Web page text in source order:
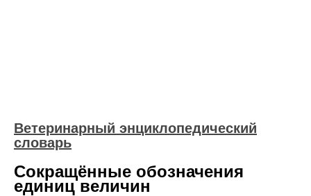
Ветеринарный энциклопедический
словарь
Сокращённые обозначения
единиц величин